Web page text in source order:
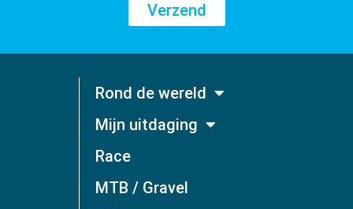
Verzend
Rond de wereld
Mijn uitdaging
Race
MTB / Gravel